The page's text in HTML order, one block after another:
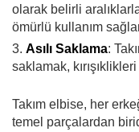
olarak belirli
ömürlü kullanım
Asılı Saklama:
saklamak,
Takım elbise, her
temel parçalardan